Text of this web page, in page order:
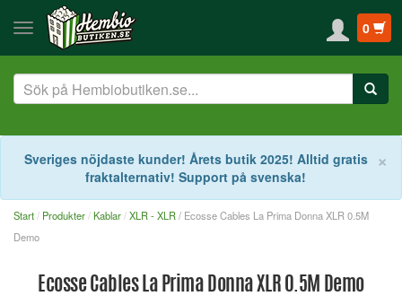
0
×
Sveriges nöjdaste kunder! Årets butik 2025! Alltid gratis
fraktalternativ! Support på svenska!
Start Produkter Kablar XLR - XLR/ Ecosse Cables La Prima Donna XLR 0.5M
Demo
Ecosse Cables La Prima Donna XLR 0.5M Demo